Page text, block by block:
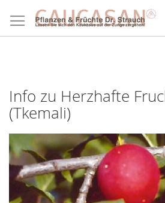
zum
Inhalt
Info zu Herzhafte
(Tkemali)